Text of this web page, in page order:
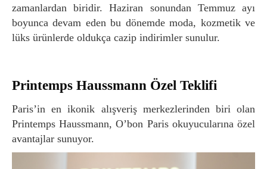
zamanlardan biridir. Haziran sonundan Temmuz ayı
boyunca devam eden bu dönemde moda, kozmetik ve
lüks ürünlerde oldukça cazip indirimler sunulur.
Printemps Haussmann Özel Teklifi
Paris’in en ikonik alışveriş merkezlerinden biri olan
Printemps Haussmann, O’bon Paris okuyucularına özel
avantajlar sunuyor.